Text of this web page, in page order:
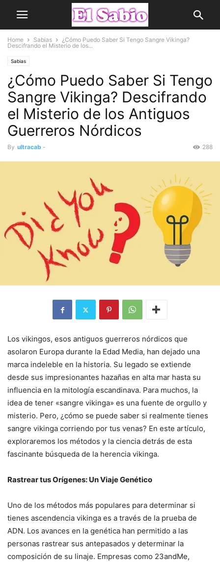
Home Sabias
¿Cómo Puedo Saber Si Tengo Sangre Vikinga?
Descifrando el Misterio de los...
Sabias
¿Cómo Puedo Saber Si Tengo
Sangre Vikinga? Descifrando
el Misterio de los Antiguos
Guerreros Nórdicos
By ultracab - 288
Los vikingos, esos antiguos guerreros nórdicos que
asolaron Europa durante la Edad Media, han dejado una
marca indeleble en la historia. Su legado se extiende
desde sus impresionantes hazañas en alta mar hasta su
influencia en la mitología escandinava. Para muchos, la
idea de tener «sangre vikinga» es una fuente de orgullo y
misterio. Pero, ¿cómo se puede saber si realmente tienes
sangre vikinga corriendo por tus venas? En este artículo,
exploraremos los métodos y la ciencia detrás de esta
fascinante búsqueda de la herencia vikinga.
Rastrear tus Orígenes: Un Viaje Genético
Uno de los métodos más populares para determinar si
tienes ascendencia vikinga es a través de la prueba de
ADN. Los avances en la genética han permitido a las
personas rastrear sus antepasados y determinar la
composición de su linaje. Empresas como 23andMe,